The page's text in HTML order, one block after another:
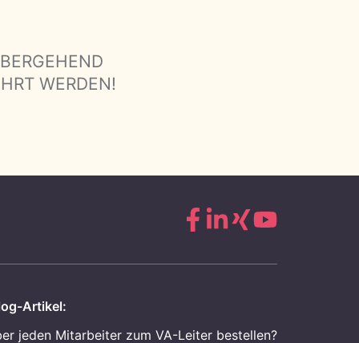
WERDEN!
Artikel:
jeden Mitarbeiter zum VA-Leiter bestellen?